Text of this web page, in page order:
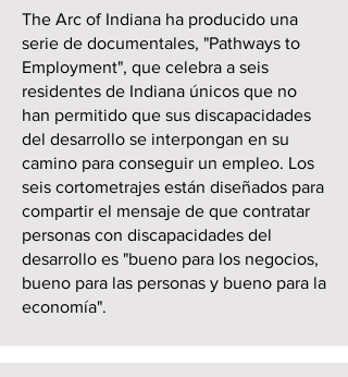
The Arc of Indiana ha producido una
serie de documentales, "Pathways to
Employment", que celebra a seis
residentes de Indiana únicos que no
han permitido que sus discapacidades
del desarrollo se interpongan en su
camino para conseguir un empleo. Los
seis cortometrajes están diseñados para
compartir el mensaje de que contratar
personas con discapacidades del
desarrollo es "bueno para los negocios,
bueno para las personas y bueno para la
economía".